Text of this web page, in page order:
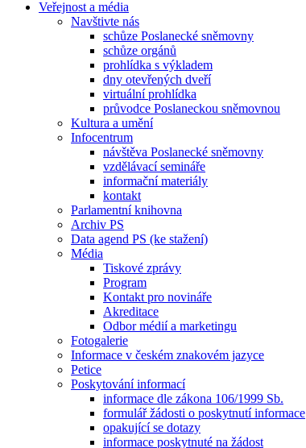
Veřejnost a média
Navštivte nás
schůze Poslanecké sněmovny
schůze orgánů
prohlídka s výkladem
dny otevřených dveří
virtuální prohlídka
průvodce Poslaneckou sněmovnou
Kultura a umění
Infocentrum
návštěva Poslanecké sněmovny
vzdělávací semináře
informační materiály
kontakt
Parlamentní knihovna
Archiv PS
Data agend PS (ke stažení)
Média
Tiskové zprávy
Program
Kontakt pro novináře
Akreditace
Odbor médií a marketingu
Fotogalerie
Informace v českém znakovém jazyce
Petice
Poskytování informací
informace dle zákona 106/1999 Sb.
formulář žádosti o poskytnutí informace
opakující se dotazy
informace poskytnuté na žádost